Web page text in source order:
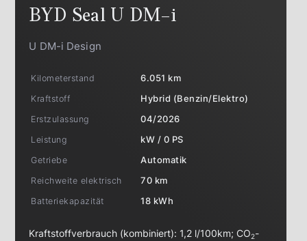
BYD Seal U DM-i
U DM-i Design
Kilometerstand
6.051 km
Kraftstoff
Hybrid (Benzin/Elektro)
Erstzulassung
04/2026
Leistung
kW / 0 PS
Getriebe
Automatik
Reichweite elektrisch
70 km
Batteriekapazität
18 kWh
Kraftstoffverbrauch (kombiniert): 1,2 l/100km;CO2-